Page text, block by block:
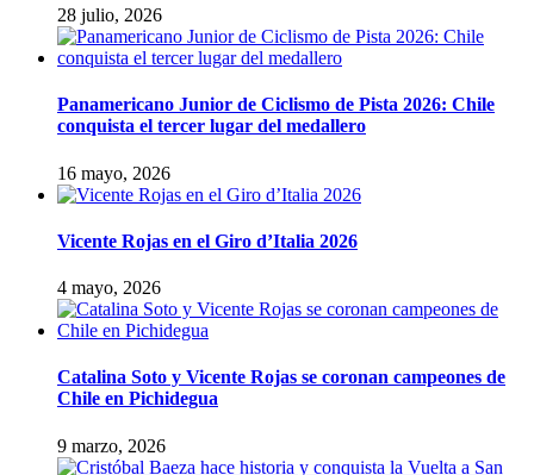
28 julio, 2026
Panamericano Junior de Ciclismo de Pista 2026: Chile
conquista el tercer lugar del medallero
16 mayo, 2026
Vicente Rojas en el Giro d’Italia 2026
4 mayo, 2026
Catalina Soto y Vicente Rojas se coronan campeones de
Chile en Pichidegua
9 marzo, 2026